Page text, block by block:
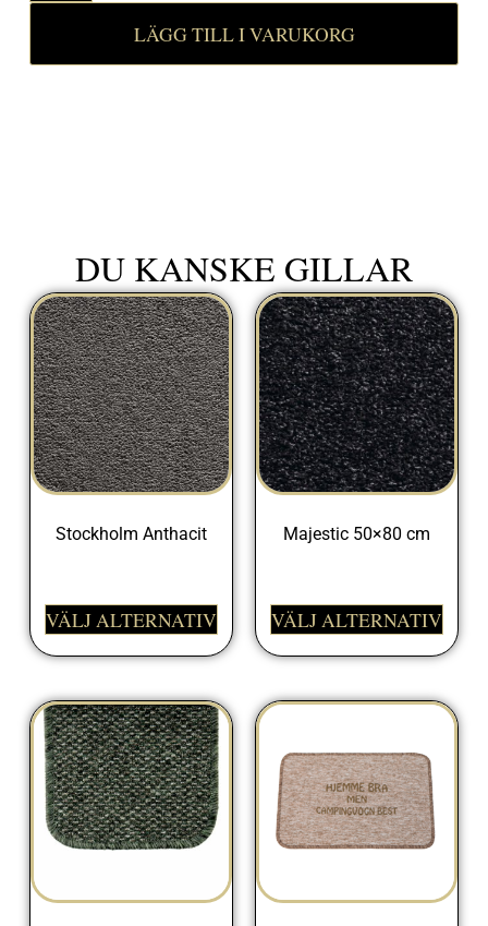
LÄGG TILL I VARUKORG
Stockholm Anthacit
VÄLJ ALTERNATIV
Majestic 50×80 cm
VÄLJ ALTERNATIV
DU KANSKE GILLAR